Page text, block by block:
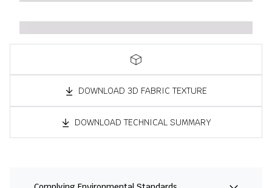
DOWNLOAD 3D FABRIC TEXTURE
DOWNLOAD TECHNICAL SUMMARY